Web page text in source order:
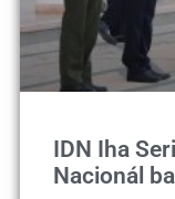
IDN Iha
Nacionál